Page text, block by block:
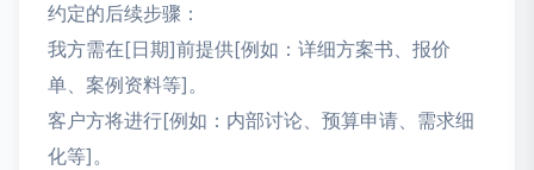
约定的后续步骤：
我方需在[日期]前提供[例如：详细方案书、报价
单、案例资料等]。
客户方将进行[例如：内部讨论、预算申请、需求细
化等]。